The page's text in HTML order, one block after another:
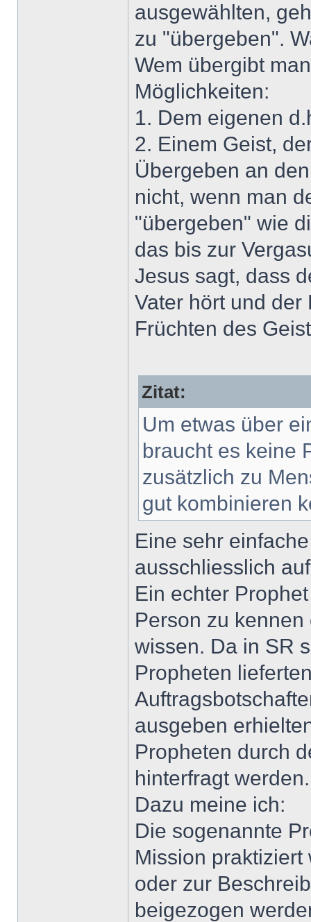
ausgewählten,
zu "übergeben".
Wem übergibt
Möglichkeiten:
1. Dem eigenen
2. Einem Geist,
Übergeben an
nicht, wenn man
"übergeben" wie
das bis zur
Jesus sagt, dass
Vater hört und
Früchten des
Zitat:
Um etwas über
braucht es keine
zusätzlich zu
gut kombinieren
Eine sehr
ausschliesslich
Ein echter
Person zu
wissen. Da in SR
Propheten
ausgeben
Propheten durch
hinterfragt werden.
Dazu meine ich:
Die sogenannte
Mission
oder zur
beigezogen